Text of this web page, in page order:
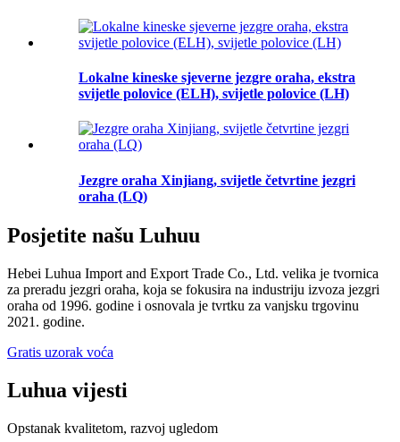
Lokalne kineske sjeverne jezgre oraha, ekstra
svijetle polovice (ELH), svijetle polovice (LH)
Jezgre oraha Xinjiang, svijetle četvrtine jezgri
oraha (LQ)
Posjetite našu Luhuu
Hebei Luhua Import and Export Trade Co., Ltd. velika je tvornica
za preradu jezgri oraha, koja se fokusira na industriju izvoza jezgri
oraha od 1996. godine i osnovala je tvrtku za vanjsku trgovinu
2021. godine.
Gratis uzorak voća
Luhua vijesti
Opstanak kvalitetom, razvoj ugledom